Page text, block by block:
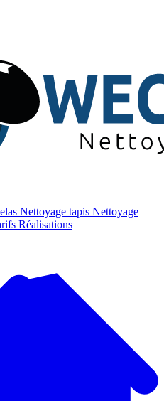
Nettoyage tapis Nettoyage
Réalisations